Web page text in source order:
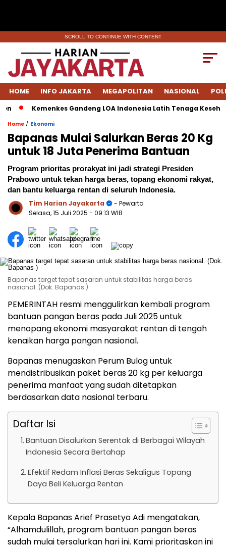
SCROLL TO CONTINUE WITH CONTENT
HOME INFO JAKARTA MEGAPOLITAN NASIONAL
Kemenkes Gandeng LOA Indonesia Latih Tenaga
Home / Ekonomi
Bapanas Mulai Salurkan Beras 20 Kg
untuk 18 Juta Penerima Bantuan
Program prioritas prorakyat ini jadi strategi Presiden
Prabowo untuk tekan harga beras, topang ekonomi rakyat,
dan bantu keluarga rentan di seluruh Indonesia.
Tim Harian Jayakarta
- Pewarta
Selasa, 15 Juli 2025 - 09:13 WIB
Bapanas target tepat sasaran untuk stabilitas harga beras
nasional. (Dok. Bapanas )
PEMERINTAH resmi menggulirkan kembali program
bantuan pangan beras pada Juli 2025 untuk
menopang ekonomi masyarakat rentan di tengah
kenaikan harga pangan nasional.
Bapanas menugaskan Perum Bulog untuk
mendistribusikan paket beras 20 kg per keluarga
penerima manfaat yang sudah ditetapkan
berdasarkan data nasional terbaru.
Daftar Isi
Bantuan Disalurkan Serentak di Berbagai Wilayah
Indonesia Secara Bertahap
Efektif Redam Inflasi Beras Sekaligus Topang
Daya Beli Keluarga Rentan
Kepala Bapanas Arief Prasetyo Adi mengatakan,
“Alhamdulillah, program bantuan pangan beras
sudah mulai tersalurkan hari ini. Kami prioritaskan ini